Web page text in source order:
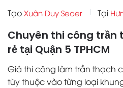
Tạo Xuân Duy Seoer Tại
Chuyên thi công trần
rẻ tại Quận 5 TPHCM
Giá thi công làm trần thạch
tùy thuộc vào từng loại